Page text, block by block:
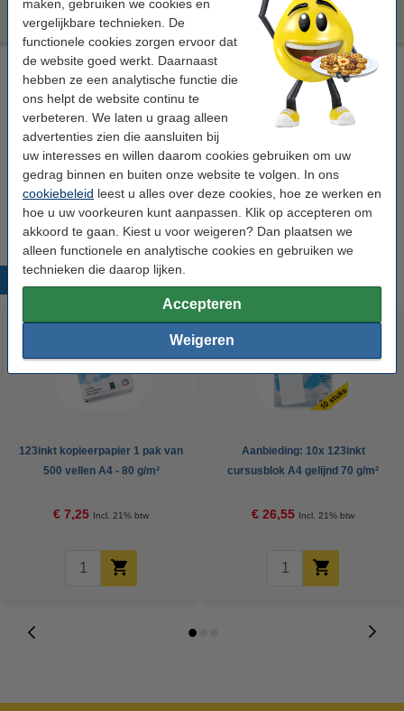
maken, gebruiken we cookies en
vergelijkbare technieken. De
functionele cookies zorgen ervoor dat
de website goed werkt. Daarnaast
hebben ze een analytische functie die
ons helpt de website continu te
verbeteren. We laten u graag alleen
advertenties zien die aansluiten bij
uw interesses en willen daarom cookies gebruiken om uw
gedrag binnen en buiten onze website te volgen. In ons
cookiebeleid leest u alles over deze cookies, hoe ze werken en
hoe u uw voorkeuren kunt aanpassen. Klik op accepteren om
akkoord te gaan. Kiest u voor weigeren? Dan plaatsen we
alleen functionele en analytische cookies en gebruiken we
technieken die daarop lijken.
Accepteren
Weigeren
Bestellen
Laserprinter reinigingsdoek
tonerdoek geel 999058
Bekijk de specificaties en omschrijving
€ 0,95
Populaire producten
123inkt kopieerpapier 1 pak van
500 vellen A4 - 80 g/m²
€ 7,25 Incl. 21% btw
Aanbieding: 10x 123inkt
cursusblok A4 gelijnd 70 g/m²
€ 26,55 Incl. 21% btw